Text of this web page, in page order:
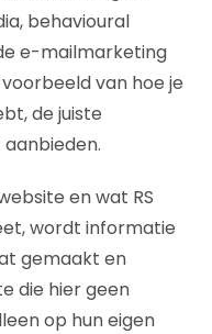
behavioural
e-mailmarketing
van hoe je
de juiste
en wat RS
wordt informatie
gemaakt en
die hier geen
op hun eigen